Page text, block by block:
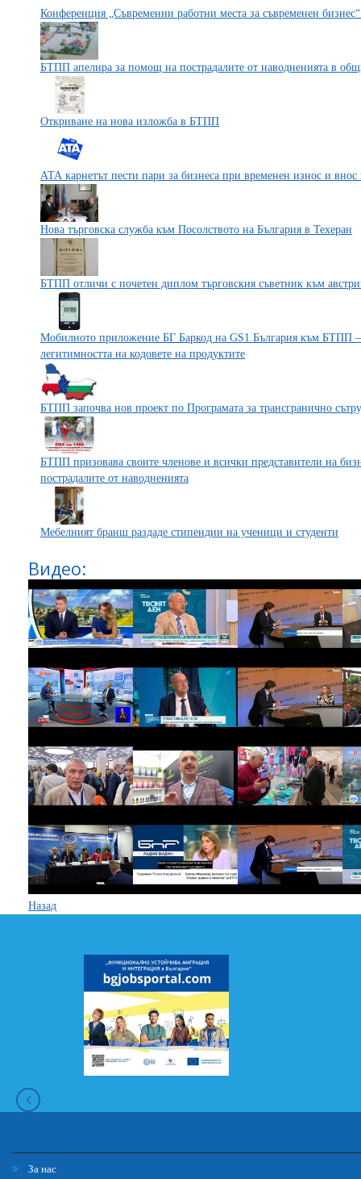
Конференция „Съвременни работни места за съвременен
БТПП апелира за помощ на пострадалите от наводненията в
Откриване на нова изложба в БТПП
АТА карнетът пести пари за бизнеса при временен износ и внос
Нова търговска служба към Посолството на България в Техеран
БТПП отличи с почетен диплом търговския съветник към
Мобилното приложение БГ Баркод на GS1 България към БТПП –
легитимността на кодовете на продуктите
БТПП започва нов проект по Програмата за трансгранично
БТПП призовава своите членове и всички представители на
пострадалите от наводненията
Мебелният бранш раздаде стипендии на ученици и студенти
Видео:
Назад
За нас